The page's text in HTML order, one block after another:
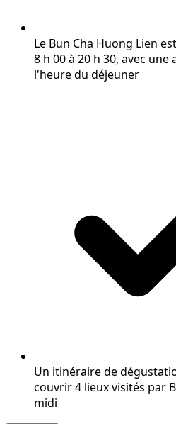
Le Bun Cha Huong Lien
8 h 00 à 20 h 30, avec
l'heure du déjeuner
Un itinéraire de
couvrir 4 lieux visités par
midi